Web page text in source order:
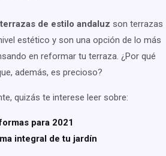
terrazas de estilo andaluz son terrazas
estético y son una opción de lo más
en reformar tu terraza. ¿Por qué
además, es precioso?
quizás te interese leer sobre:
para 2021
integral de tu jardín